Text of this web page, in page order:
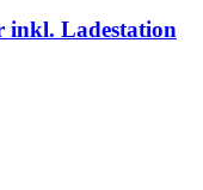
inkl. Ladestation